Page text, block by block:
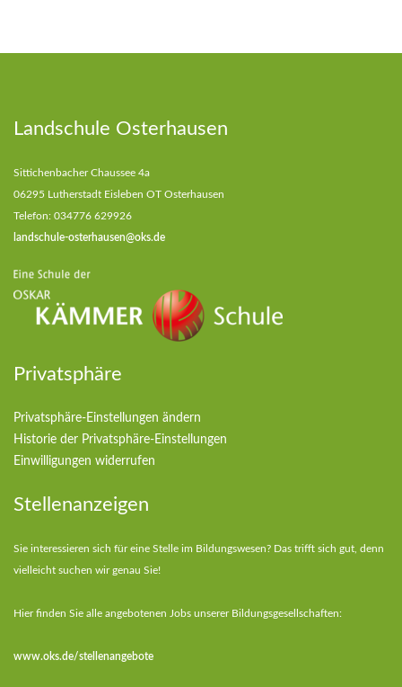
Landschule Osterhausen
Sittichenbacher Chaussee 4a
06295 Lutherstadt Eisleben OT Osterhausen
Telefon: 034776 629926
landschule-osterhausen@oks.de
Privatsphäre
Privatsphäre-Einstellungen ändern
Historie der Privatsphäre-Einstellungen
Einwilligungen widerrufen
Stellenanzeigen
Sie interessieren sich für eine Stelle im Bildungswesen? Das trifft sich gut, denn
vielleicht suchen wir genau Sie!
Hier finden Sie alle angebotenen Jobs unserer Bildungsgesellschaften:
www.oks.de/stellenangebote